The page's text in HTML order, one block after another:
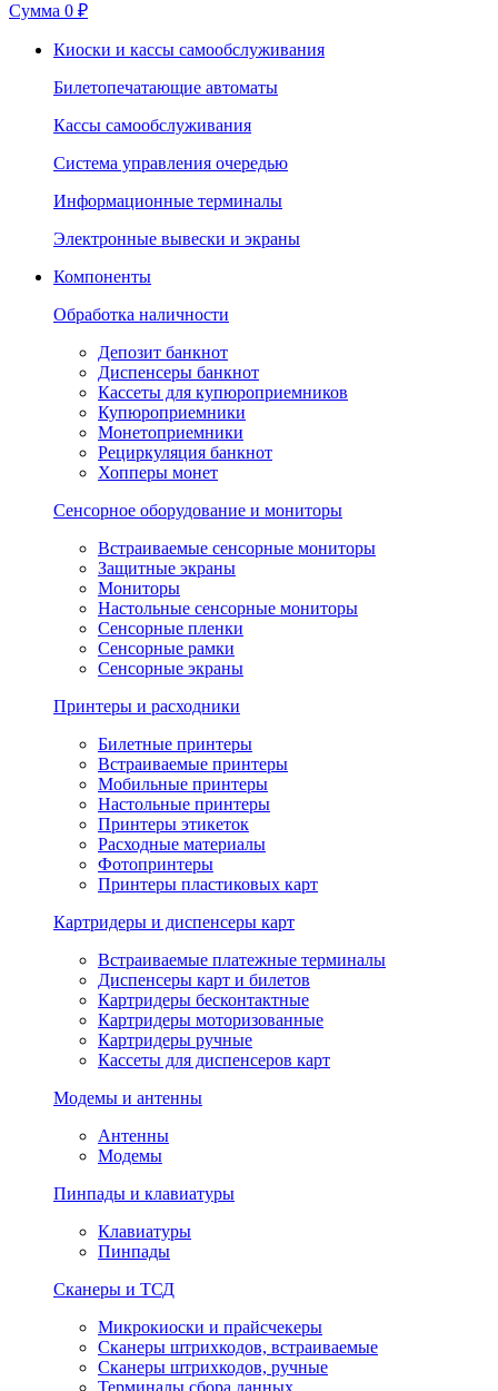
Сумма 0 ₽
Киоски и кассы самообслуживания
Билетопечатающие автоматы
Кассы самообслуживания
Система управления очередью
Информационные терминалы
Электронные вывески и экраны
Компоненты
Обработка наличности
Депозит банкнот
Диспенсеры банкнот
Кассеты для купюроприемников
Купюроприемники
Монетоприемники
Рециркуляция банкнот
Хопперы монет
Сенсорное оборудование и мониторы
Встраиваемые сенсорные мониторы
Защитные экраны
Мониторы
Настольные сенсорные мониторы
Сенсорные пленки
Сенсорные рамки
Сенсорные экраны
Принтеры и расходники
Билетные принтеры
Встраиваемые принтеры
Мобильные принтеры
Настольные принтеры
Принтеры этикеток
Расходные материалы
Фотопринтеры
Принтеры пластиковых карт
Картридеры и диспенсеры карт
Встраиваемые платежные терминалы
Диспенсеры карт и билетов
Картридеры бесконтактные
Картридеры моторизованные
Картридеры ручные
Кассеты для диспенсеров карт
Модемы и антенны
Антенны
Модемы
Пинпады и клавиатуры
Клавиатуры
Пинпады
Сканеры и ТСД
Микрокиоски и прайсчекеры
Сканеры штрихкодов, встраиваемые
Сканеры штрихкодов, ручные
Терминалы сбора данных